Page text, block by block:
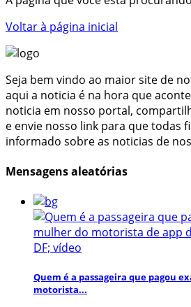
Voltar à página inicial
Seja bem vindo ao maior site de
aqui a noticia é na hora que
noticia em nosso portal,
e envie nosso link para que todas
informado sobre as noticias de
Mensagens aleatórias
Quem é a passageira que pagou
motorista...